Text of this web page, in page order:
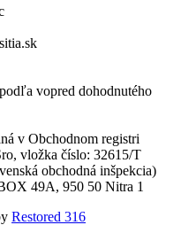
vopred dohodnutého
v Obchodnom registri
vložka číslo: 32615/T
obchodná inšpekcia)
49A, 950 50 Nitra 1
Restored 316